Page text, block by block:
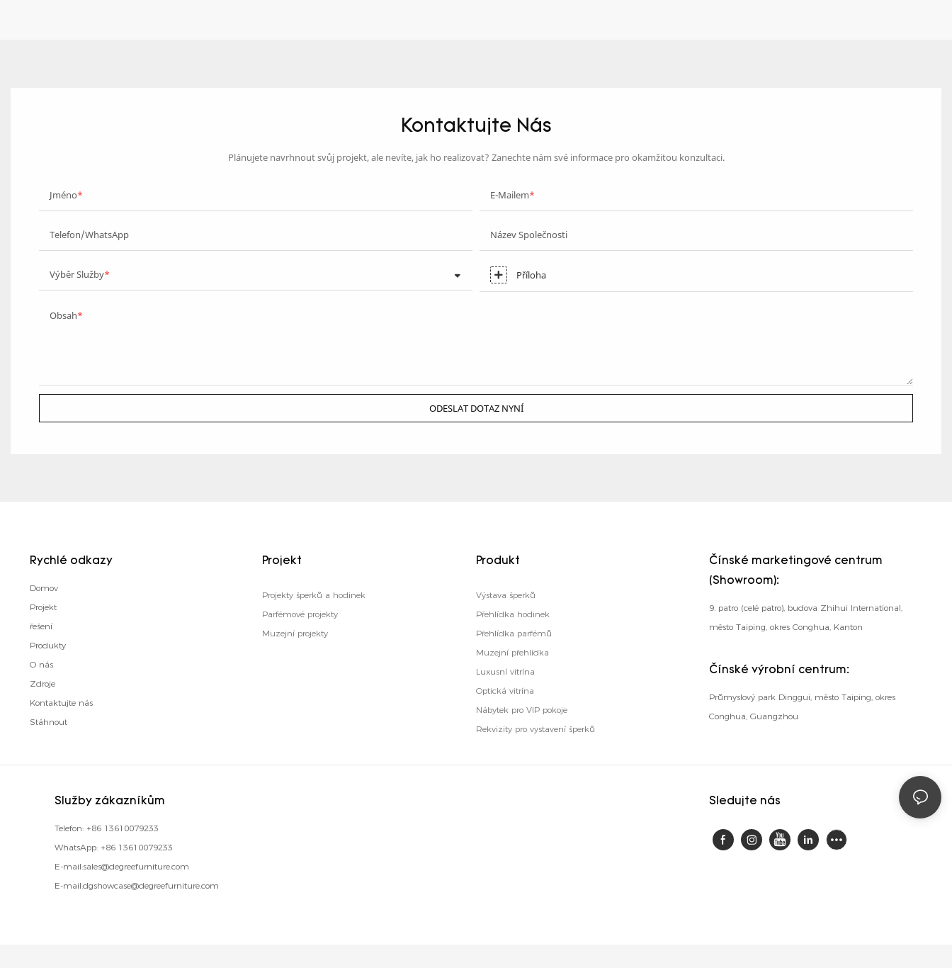
Kontaktujte Nás
Plánujete navrhnout svůj projekt, ale nevíte, jak ho realizovat? Zanechte nám své informace pro okamžitou konzultaci.
Jméno E-Mailem
Telefon/WhatsApp Název Společnosti
Výběr Služby Příloha
Obsah
ODESLAT DOTAZ NYNÍ
Rychlé odkazy
Domov
Projekt
řešení
Produkty
O nás
Zdroje
Kontaktujte nás
Stáhnout
Projekt
Projekty šperků a hodinek
Parfémové projekty
Muzejní projekty
Produkt
Výstava šperků
Přehlídka hodinek
Přehlídka parfémů
Muzejní přehlídka
Luxusní vitrína
Optická vitrína
Nábytek pro VIP pokoje
Rekvizity pro vystavení šperků
Čínské marketingové centrum
(Showroom):
9. patro (celé patro), budova Zhihui International,
město Taiping, okres Conghua, Kanton
Čínské výrobní centrum:
Průmyslový park Dinggui, město Taiping, okres
Conghua, Guangzhou
Služby zákazníkům
Telefon: +86 13610079233
WhatsApp: +86 13610079233
E-mail:sales@degreefurniture.com
E-mail:dgshowcase@degreefurniture.com
Sledujte nás